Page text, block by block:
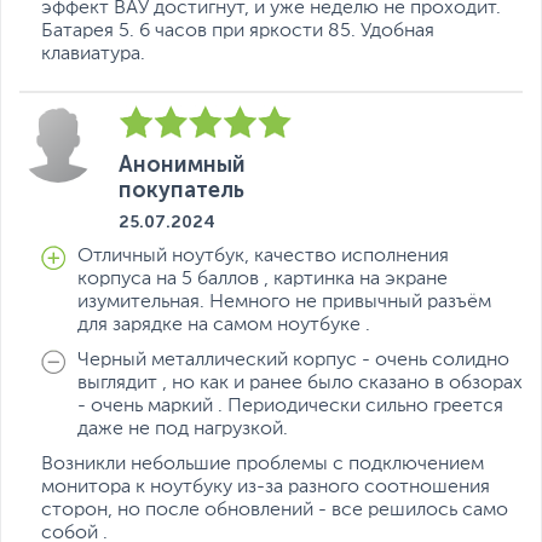
просмотр веб-страниц или отдых.
Камера ASUS AiSense и система шумоподавления AI
инновационной системы камер и технологии
шумоподавления ASUS AI с новыми алгоритмами,
которые сделают ваши конференц-связи еще более
продуктивными. ASUS Vivobook S 16 OLED идеально
подходит для проведения любых видеоконференций.
Простая разблокировка, защищенная
конфиденциальность
Насколько простыми могут быть безопасность и
конфиденциальность? ASUS Vivobook S 16 OLED
оснащен усовершенствованной ИК-камерой, которая
позволяет войти в систему без пароля всего за пять
секунд, обеспечивая быстрый доступ и надежную
защиту. Кроме того, имеется физическая крышка веб-
камеры, которая мгновенно защищает вашу
конфиденциальность.
Безопасность
Сканер отпечатка
пальца
Особенности
Цвет, используемый в
оформлении
Дополнительно
Платформа Intel Evo
Низкий уровень синего
света
Цветовой охват DCI-P3
100%
Раскрывается на 180
градусов
Коэффициент
эффект ВАУ достигнут, и уже неделю не проходит.
Батарея 5. 6 часов при яркости 85. Удобная
клавиатура.
Анонимный
покупатель
25.07.2024
Отличный ноутбук, качество исполнения
корпуса на 5 баллов , картинка на экране
изумительная. Немного не привычный разъём
для зарядке на самом ноутбуке .
Черный металлический корпус - очень солидно
выглядит , но как и ранее было сказано в обзорах
- очень маркий . Периодически сильно греется
даже не под нагрузкой.
Возникли небольшие проблемы с подключением
монитора к ноутбуку из-за разного соотношения
сторон, но после обновлений - все решилось само
собой .